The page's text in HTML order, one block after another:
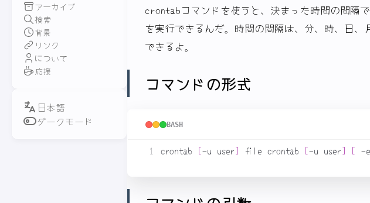
アーカイブ
検索
背景
リンク
について
応援
ダークモード
crontabコマンドを使うと、決まった時間の間隔
を実行できるんだ。時間の間隔は、分、時、日
できるよ。
コマンドの形式
BASH
crontab [-u user] file crontab [-u user] [ -e